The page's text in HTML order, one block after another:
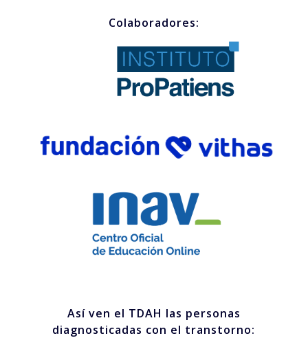
Colaboradores:
Así ven el TDAH las personas
diagnosticadas con el transtorno: